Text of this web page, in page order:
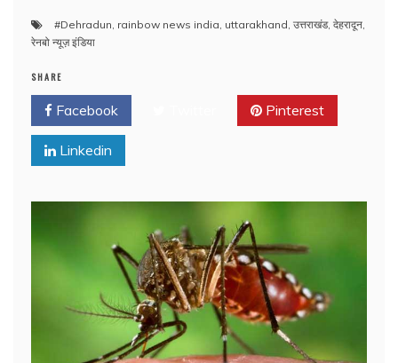
#Dehradun, rainbow news india, uttarakhand, उत्तराखंड, देहरादून,
रेनबो न्यूज़ इंडिया
SHARE
Facebook Pinterest
Linkedin